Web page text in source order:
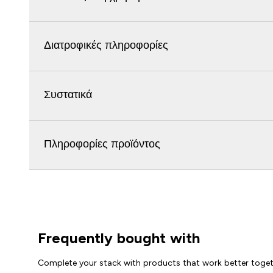
Διατροφικές πληροφορίες
Συστατικά
Πληροφορίες προϊόντος
Frequently bought with
Complete your stack with products that work better